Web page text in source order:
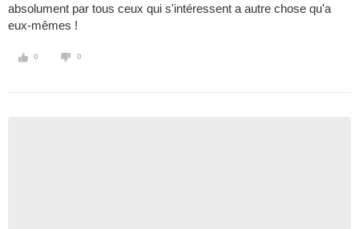
absolument par tous ceux qui s'intéressent a autre chose qu'a
eux-mêmes !
0 0